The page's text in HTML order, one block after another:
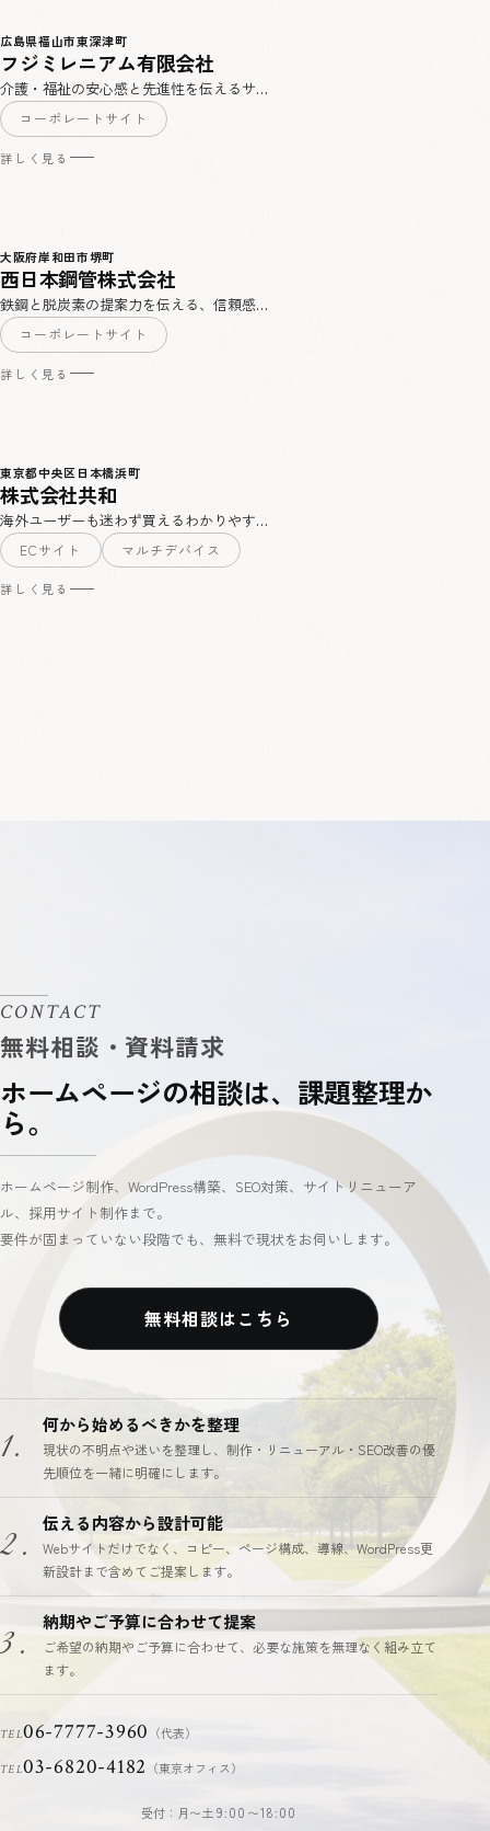
広島県福山市東深津町
フジミレニアム有限会社
介護・福祉の安心感と先進性を伝えるサ…
コーポレートサイト
詳しく見る
大阪府岸和田市堺町
西日本鋼管株式会社
鉄鋼と脱炭素の提案力を伝える、信頼感…
コーポレートサイト
詳しく見る
東京都中央区日本橋浜町
株式会社共和
海外ユーザーも迷わず買えるわかりやす…
ECサイト マルチデバイス
詳しく見る
CONTACT
ホームページの相談は、課題整理か
ら。
ホームページ制作、WordPress構築、SEO対策、サイトリニューア
ル、採用サイト制作まで。
要件が固まっていない段階でも、無料で現状をお伺いします。
無料相談はこちら
1.
何から始めるべきかを整理
現状の不明点や迷いを整理し、制作・リニューアル・SEO改善の優
先順位を一緒に明確にします。
2.
伝える内容から設計可能
Webサイトだけでなく、コピー、ページ構成、導線、WordPress更
新設計まで含めてご提案します。
3.
納期やご予算に合わせて提案
ご希望の納期やご予算に合わせて、必要な施策を無理なく組み立て
ます。
TEL06-7777-3960 （代表）
TEL03-6820-4182 （東京オフィス）
受付：月〜土 9:00〜18:00